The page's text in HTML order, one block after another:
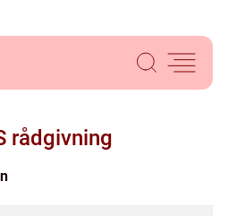
rådgivning